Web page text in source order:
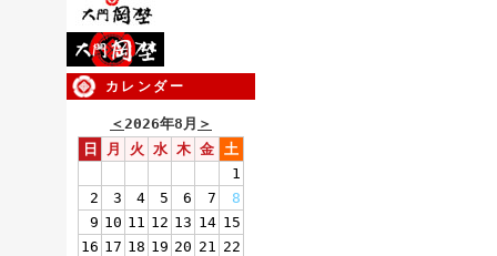
カレンダー
＜2026年8月 ＞
日
月 火 水 木 金 土
1
2
3 4 5 6 7
8
9 10 11 12 13 14 15
16 17 18 19 20 21 22